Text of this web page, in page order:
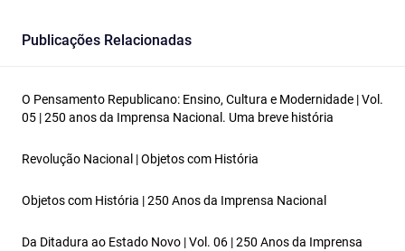
Publicações Relacionadas
O Pensamento Republicano: Ensino, Cultura e Modernidade | Vol.
05 | 250 anos da Imprensa Nacional. Uma breve história
Revolução Nacional | Objetos com História
Objetos com História | 250 Anos da Imprensa Nacional
Da Ditadura ao Estado Novo | Vol. 06 | 250 Anos da Imprensa